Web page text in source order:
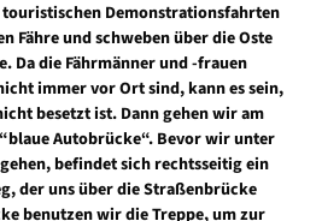
Demonstrationsfahrten
Fähre und schweben über die Oste
Da die Fährmänner und -frauen
immer vor Ort sind, kann es sein,
besetzt ist. Dann gehen wir am
Autobrücke“. Bevor wir unter
befindet sich rechtsseitig ein
der uns über die Straßenbrücke
benutzen wir die Treppe, um zur